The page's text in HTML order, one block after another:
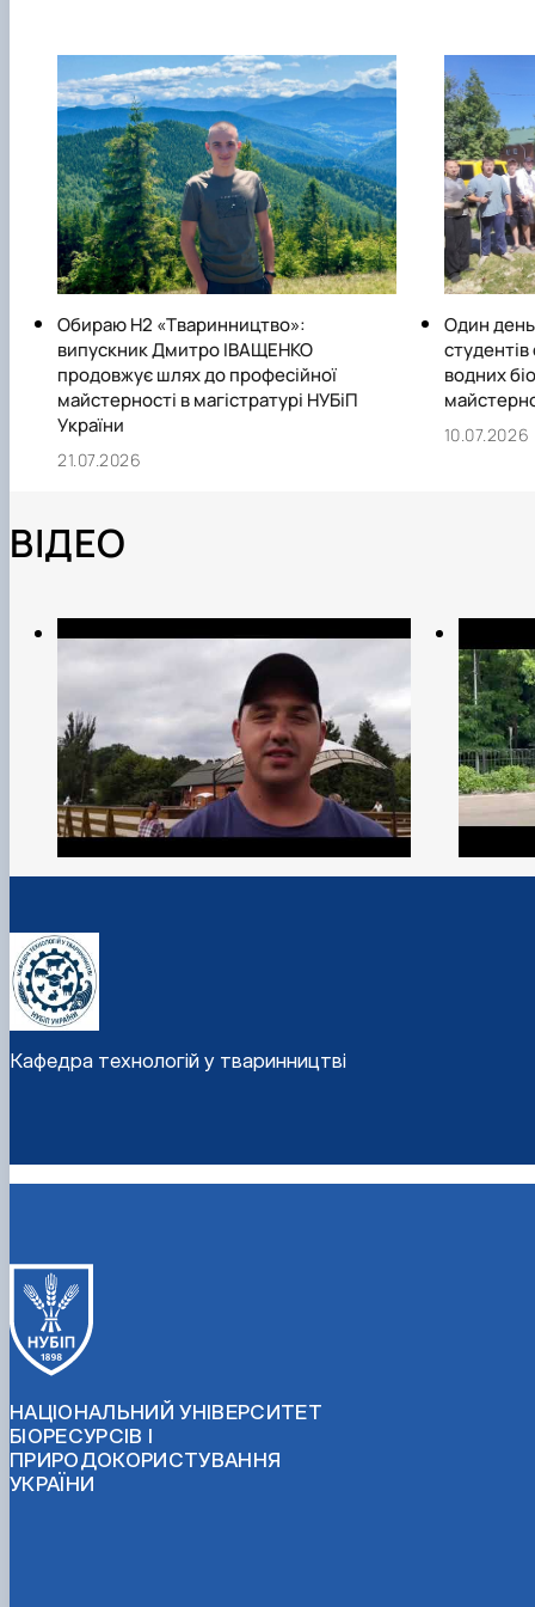
Обираю Н2 «Тваринництво»:
випускник Дмитро ІВАЩЕНКО
продовжує шлях до професійної
майстерності в магістратурі НУБіП
України
21.07.2026
Один день
водних
10.07.2026
ВІДЕО
Кафедра технологій у тваринництві
НАЦІОНАЛЬНИЙ УНІВЕРСИТЕТ
БІОРЕСУРСІВ І
ПРИРОДОКОРИСТУВАННЯ
УКРАЇНИ